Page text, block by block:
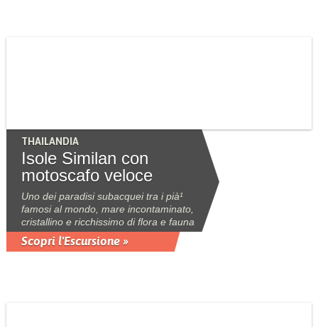
THAILANDIA
Isole Similan con
motoscafo veloce
Uno dei paradisi subacquei tra i pià¹
famosi al mondo, mare incontaminato,
cristallino e ricchissimo di flora e fauna
Scopri l'Escursione »